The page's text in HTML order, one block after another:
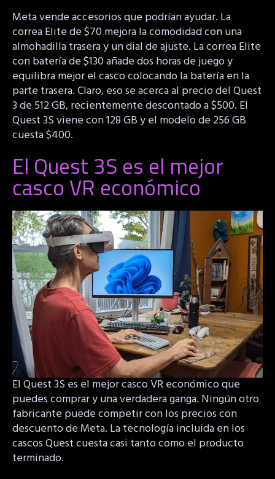
Meta vende accesorios que podrían ayudar. La
correa Elite de $70 mejora la comodidad con una
almohadilla trasera y un dial de ajuste. La correa Elite
con batería de $130 añade dos horas de juego y
equilibra mejor el casco colocando la batería en la
parte trasera. Claro, eso se acerca al precio del Quest
3 de 512 GB, recientemente descontado a $500. El
Quest 3S viene con 128 GB y el modelo de 256 GB
cuesta $400.
El Quest 3S es el mejor
casco VR económico
El Quest 3S es el mejor casco VR económico que
puedes comprar y una verdadera ganga. Ningún otro
fabricante puede competir con los precios con
descuento de Meta. La tecnología incluida en los
cascos Quest cuesta casi tanto como el producto
terminado.